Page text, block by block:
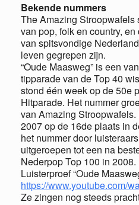
Bekende nummers
The Amazing Stroopwafels
van pop, folk en country,
van spitsvondige
leven gegrepen zijn.
“Oude Maasweg” is een
tipparade van de Top 40
stond één week op de 50e
Hitparade. Het nummer
van Amazing
2007 op de 16de plaats in
het nummer door
uitgeroepen tot een na
Nederpop Top 100 in 2008.
Luisterproef “Oude
https://www.youtube.com/
Ze zingen nog steeds